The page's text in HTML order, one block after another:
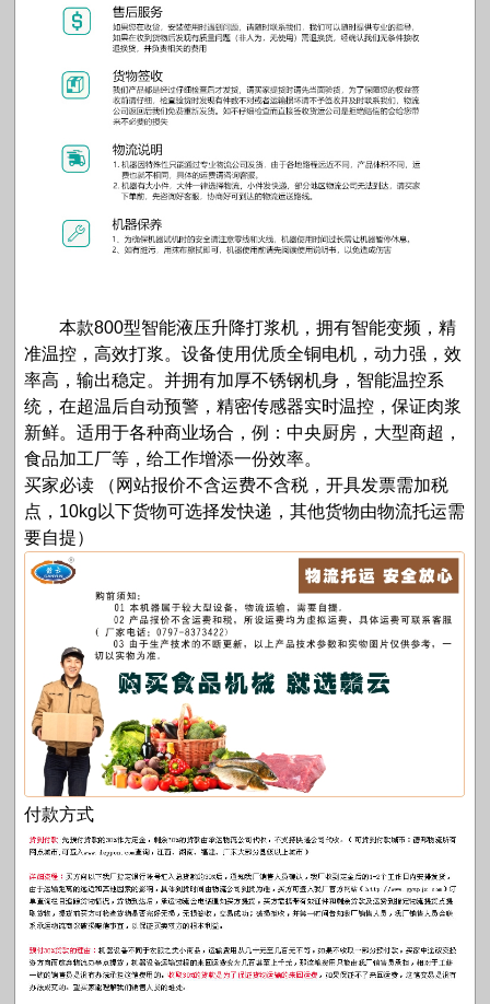
本款800型智能液压升降打浆机，拥有智能变频，精
准温控，高效打浆。设备使用优质全铜电机，动力强，效
率高，输出稳定。并拥有加厚不锈钢机身，智能温控系
统，在超温后自动预警，精密传感器实时温控，保证肉浆
新鲜。适用于各种商业场合，例：中央厨房，大型商超，
食品加工厂等，给工作增添一份效率。
买家必读 （网站报价不含运费不含税，开具发票需加税
点，10kg以下货物可选择发快递，其他货物由物流托运需
要自提）
付款方式